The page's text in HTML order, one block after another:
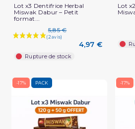
Lot x3 Dentifrice Herbal
Miswak Dabur – Petit
format...
5,85 €
4,97 €
Rupture de stock
Lot
-17% PACK -17%